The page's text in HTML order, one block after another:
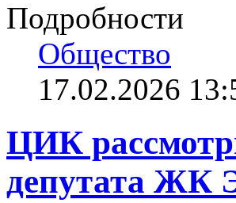
Подробности
Общество
17.02.2026
ЦИК
депутата ЖК